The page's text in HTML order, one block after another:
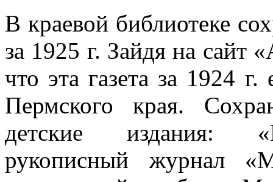
В краевой библиотеке
за 1925 г. Зайдя на
что эта газета за 1924
Пермского края.
детские издания:
рукописный журнал